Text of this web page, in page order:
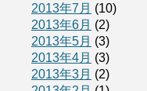
2013年7月 (10)
2013年6月 (2)
2013年5月 (3)
2013年4月 (3)
2013年3月 (2)